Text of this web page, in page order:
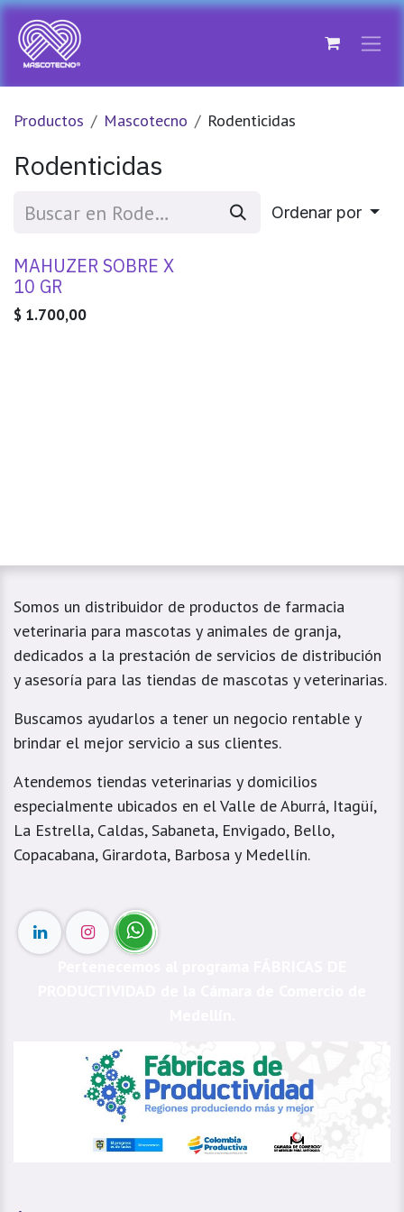
Ir al contenido
Productos Mascotecno Rodenticidas
Rodenticidas
Ordenar por
MAHUZER SOBRE X
10 GR
$ 1.700,00
Somos un distribuidor de productos de farmacia
veterinaria para mascotas y animales de granja,
dedicados a la prestación de servicios de distribución
y asesoría para las tiendas de mascotas y veterinarias.
Buscamos ayudarlos a tener un negocio rentable y
brindar el mejor servicio a sus clientes.
Atendemos tiendas veterinarias y domicilios
especialmente ubicados en el Valle de Aburrá, Itagüí,
La Estrella, Caldas, Sabaneta, Envigado, Bello,
Copacabana, Girardota, Barbosa y Medellín.